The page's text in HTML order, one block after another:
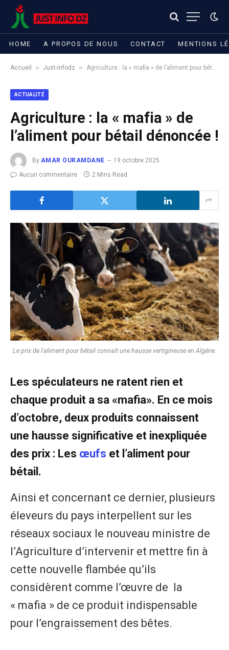
HOME A PROPOS DE NOUS CONTACT MENTIONS
Accueil » Just-infodz » Agriculture : la « mafia » de l’aliment pour bétail dénoncée !
ACTUALITÉ
Agriculture : la « mafia » de
l’aliment pour bétail dénoncée !
By AMAR OURAMDANE
19 octobre 2025
Aucun commentaire
2 Mins Read
Le prix de l'aliment pour bétail connaît une hausse vertigineuse en Algérie.
Les spéculateurs ne ratent rien et
chaque produit a sa «mafia». En ce mois
d’octobre, deux produits connaissent
une hausse significative et inexpliquée
des prix : Les œufs et l’aliment pour
bétail.
Ainsi et concernant ce dernier, plusieurs
éleveurs du pays interpellent sur les
réseaux sociaux le nouveau ministre de
l’Agriculture d’intervenir et mettre fin à
cette nouvelle flambée qu’ils
considèrent comme l’œuvre de la
« mafia » de ce produit indispensable
pour l’engraissement des bêtes.